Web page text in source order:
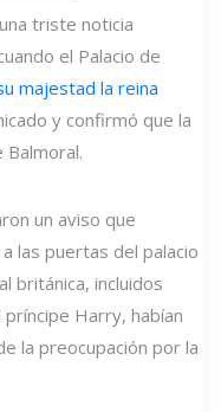
triste noticia
el Palacio de
majestad la reina
y confirmó que la
Balmoral.
un aviso que
las puertas del palacio
británica, incluidos
Harry, habían
la preocupación por la